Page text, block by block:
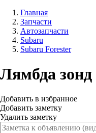
Главная
Запчасти
Автозапчасти
Subaru
Subaru Forester
Лямбда
Добавить в избранное
Добавить заметку
Удалить заметку